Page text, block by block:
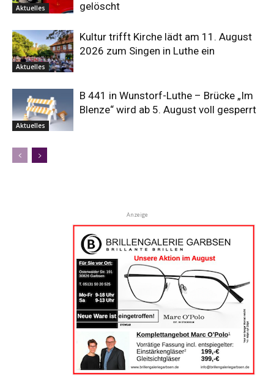
Aktuelles
gelöscht
Aktuelles
Kultur trifft Kirche lädt am 11. August
2026 zum Singen in Luthe ein
Aktuelles
B 441 in Wunstorf-Luthe – Brücke „Im
Blenze“ wird ab 5. August voll gesperrt
Anzeige